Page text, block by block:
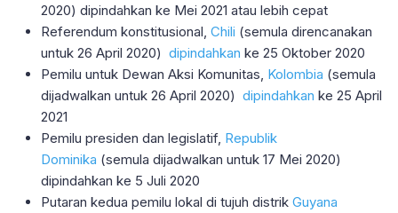
2020) dipindahkan ke Mei 2021 atau lebih cepat
Referendum konstitusional, Chili (semula direncanakan
untuk 26 April 2020) dipindahkan ke 25 Oktober 2020
Pemilu untuk Dewan Aksi Komunitas, Kolombia (semula
dijadwalkan untuk 26 April 2020) dipindahkan ke 25 April
2021
Pemilu presiden dan legislatif, Republik
Dominika (semula dijadwalkan untuk 17 Mei 2020)
dipindahkan ke 5 Juli 2020
Putaran kedua pemilu lokal di tujuh distrik Guyana